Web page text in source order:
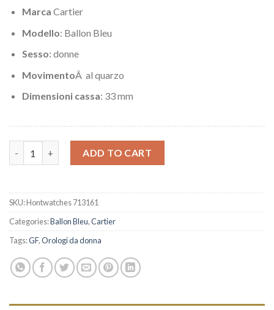
Marca Cartier
Modello: Ballon Bleu
Sesso: donne
MovimentoÂ al quarzo
Dimensioni cassa: 33 mm
ADD TO CART
SKU:Hontwatches 713161
Categories:Ballon Bleu,Cartier
Tags:GF,Orologi da donna